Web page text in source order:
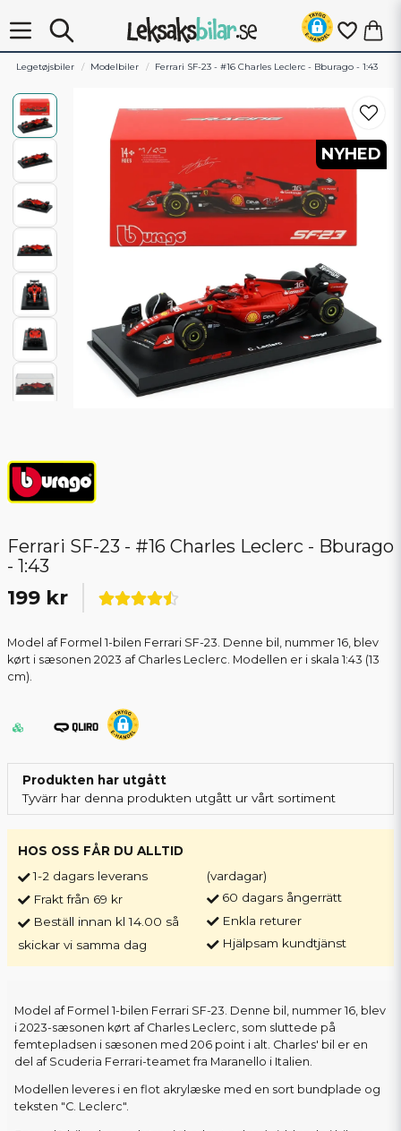
Legetøjsbiler Modelbiler Ferrari SF-23 - #16 Charles Leclerc - Bburago - 1:43
NYHED
Ferrari SF-23 - #16 Charles Leclerc - Bburago
- 1:43
199 kr
Model af Formel 1-bilen Ferrari SF-23. Denne bil, nummer 16, blev
kørt i sæsonen 2023 af Charles Leclerc. Modellen er i skala 1:43 (13
cm).
Produkten har utgått
Tyvärr har denna produkten utgått ur vårt sortiment
HOS OSS FÅR DU ALLTID
1-2 dagars leverans
Frakt från 69 kr
Beställ innan kl 14.00 så
skickar vi samma dag
(vardagar)
60 dagars ångerrätt
Enkla returer
Hjälpsam kundtjänst
Model af Formel 1-bilen Ferrari SF-23. Denne bil, nummer 16, blev
i 2023-sæsonen kørt af Charles Leclerc, som sluttede på
femtepladsen i sæsonen med 206 point i alt. Charles' bil er en
del af Scuderia Ferrari-teamet fra Maranello i Italien.
Modellen leveres i en flot akrylæske med en sort bundplade og
teksten "C. Leclerc".